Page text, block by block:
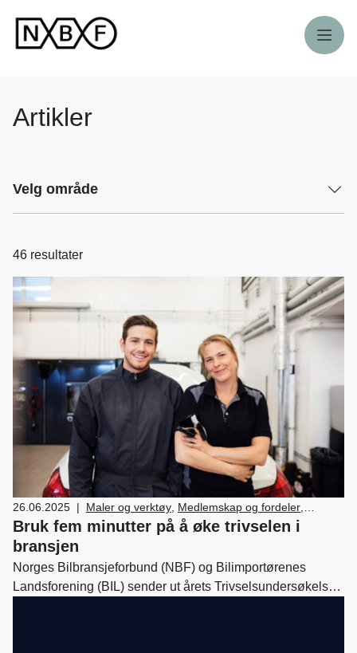
Meny
Artikler
Velg område
46 resultater
26.06.2025 | Maler og verktøy Medlemskap og fordeler
Ledelse og personal ,Bærekraft
Bruk fem minutter på å øke trivselen i
bransjen
Norges Bilbransjeforbund (NBF) og Bilimportørenes
Landsforening (BIL) sender ut årets Trivselsundersøkelse